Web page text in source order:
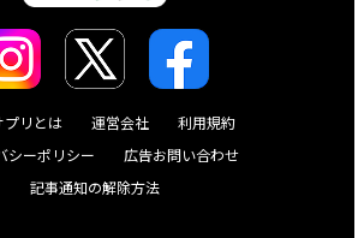
プリとは 運営会社
利用規約
シーポリシー
広告お問い合わせ
記事通知の解除方法